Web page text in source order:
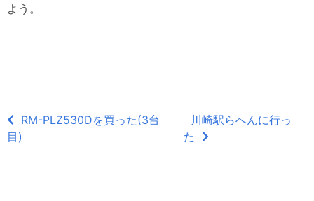
よう。
RM-PLZ530Dを買った(3台
目)
川崎駅らへんに行っ
た